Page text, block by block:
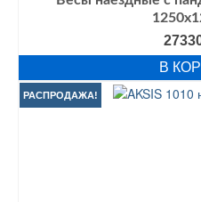
В
РАСПРОДАЖА!